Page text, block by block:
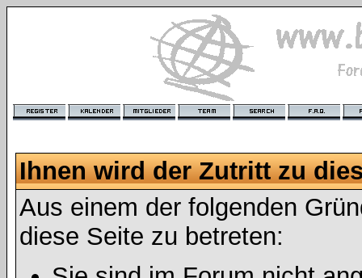
Ihnen wird der Zutritt zu
Aus einem der folgenden
diese Seite zu betreten: